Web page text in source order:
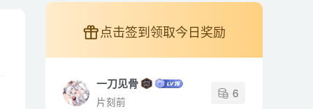
点击签到领取今日奖励
一刀见骨
片刻前
6